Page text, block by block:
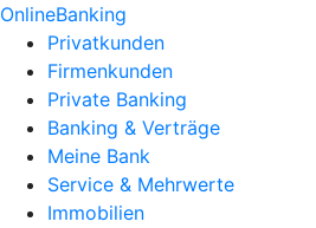
OnlineBanking
Privatkunden
Firmenkunden
Private Banking
Banking & Verträge
Meine Bank
Service & Mehrwerte
Immobilien